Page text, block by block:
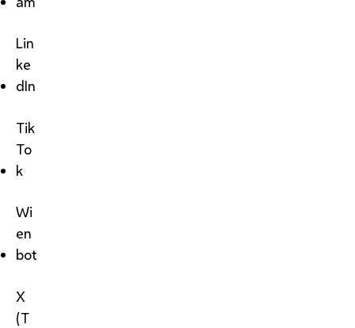
Lin
ke
dIn
Tik
To
k
Wi
en
bot
X
(T